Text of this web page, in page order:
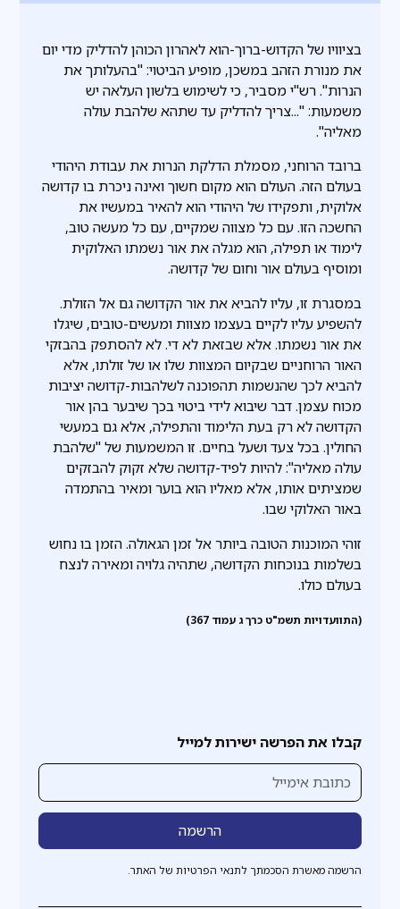
קבלו את הפרשה ישירות למייל
הרשמה מאשרת הסכמתך לתנאי הפרטיות של האתר.
בציוויו של הקדוש-ברוך-הוא לאהרון הכוהן להדליק מדי יום
את מנורת הזהב במשכן, מופיע הביטוי: "בהעלותך את
הנרות". רש"י מסביר, כי לשימוש בלשון העלאה יש
משמעות: "...צריך להדליק עד שתהא שלהבת עולה
מאליה".
ברובד הרוחני, מסמלת הדלקת הנרות את עבודת היהודי
בעולם הזה. העולם הוא מקום חשוך ואינה ניכרת בו קדושה
אלוקית, ותפקידו של היהודי הוא להאיר במעשיו את
החשכה הזו. עם כל מצווה שמקיים, עם כל מעשה טוב,
לימוד או תפילה, הוא מגלה את אור נשמתו האלוקית
ומוסיף בעולם אור וחום של קדושה.
במסגרת זו, עליו להביא את אור הקדושה גם אל הזולת.
להשפיע עליו לקיים בעצמו מצוות ומעשים-טובים, שיגלו
את אור נשמתו. אלא שבזאת לא די. לא להסתפק בהבזקי
האור הרוחניים שבקיום המצוות שלו או של זולתו, אלא
להביא לכך שהנשמות תהפוכנה לשלהבות-קדושה יציבות
מכוח עצמן. דבר שיבוא לידי ביטוי בכך שיבער בהן אור
הקדושה לא רק בעת הלימוד והתפילה, אלא גם במעשי
החולין. בכל צעד ושעל בחיים. זו המשמעות של "שלהבת
עולה מאליה": להיות לפיד-קדושה שלא זקוק להבזקים
שמציתים אותו, אלא מאליו הוא בוער ומאיר בהתמדה
באור האלוקי שבו.
זוהי המוכנות הטובה ביותר אל זמן הגאולה. הזמן בו נחוש
בשלמות בנוכחות הקדושה, שתהיה גלויה ומאירה לנצח
בעולם כולו.
(התוועדויות תשמ"ט כרך ג עמוד 367)